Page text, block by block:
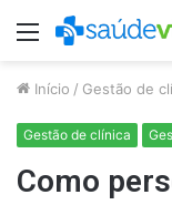
Menu
Início / Gestão de
Gestão de clínica
Como